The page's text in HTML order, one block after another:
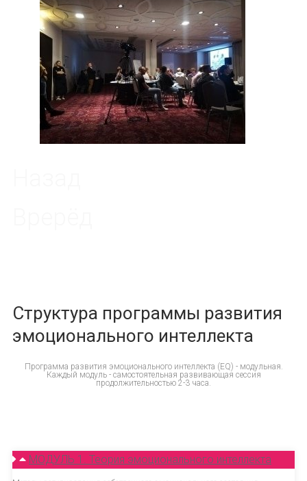
Структура программы развития
эмоционального интеллекта
Программа развития эмоционального интеллекта (EQ) - модульная.
Каждый модуль - самостоятельная развивающая сессия
продолжительностью 2-3 часа.
МОДУЛЬ 1. Теория эмоционального интеллекта